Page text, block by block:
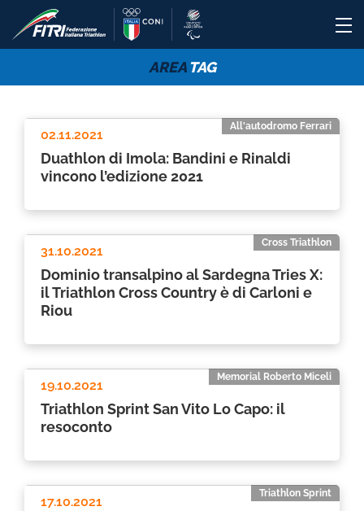
AREATAG
All'autodromo Ferrari
02.11.2021
Duathlon di Imola: Bandini e Rinaldi
vincono l’edizione 2021
Cross Triathlon
31.10.2021
Dominio transalpino al Sardegna Tries X:
il Triathlon Cross Country è di Carloni e
Riou
Memorial Roberto Miceli
19.10.2021
Triathlon Sprint San Vito Lo Capo: il
resoconto
Triathlon Sprint
17.10.2021